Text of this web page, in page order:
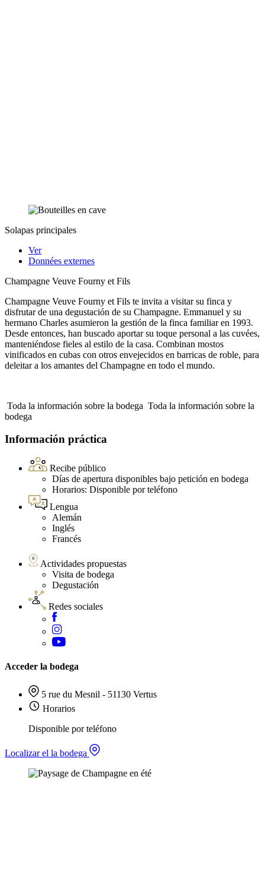
Solapas principales
Ver
Données externes
Champagne Veuve Fourny et Fils
Champagne Veuve Fourny et Fils te invita a visitar su finca y
disfrutar de una degustación de su Champagne. Emmanuel y su
hermano Charles asumieron la gestión de la finca familiar en 1993.
Desde entonces, han buscado aportar su toque personal a las cuvées,
manteniéndose fieles al estilo de la casa. Combinan mostos
vinificados en cubas con otros envejecidos en barricas de roble, para
deleitar a los amantes del Champagne en todo el mundo.
Toda la información sobre la bodega Toda la información sobre la
bodega
Información práctica
Recibe público
Días de apertura disponibles bajo petición en bodega
Horarios: Disponible por teléfono
Lengua
Alemán
Inglés
Francés
Actividades propuestas
Visita de bodega
Degustación
Redes sociales
Acceder la bodega
5 rue du Mesnil - 51130 Vertus
Horarios
Disponible por teléfono
Localizar el la bodega